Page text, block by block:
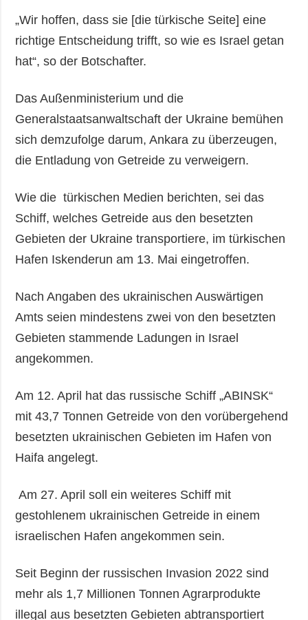
„Wir hoffen, dass sie [die türkische Seite] eine
richtige Entscheidung trifft, so wie es Israel getan
hat“, so der Botschafter.
Das Außenministerium und die
Generalstaatsanwaltschaft der Ukraine bemühen
sich demzufolge darum, Ankara zu überzeugen,
die Entladung von Getreide zu verweigern.
Wie die türkischen Medien berichten, sei das
Schiff, welches Getreide aus den besetzten
Gebieten der Ukraine transportiere, im türkischen
Hafen Iskenderun am 13. Mai eingetroffen.
Nach Angaben des ukrainischen Auswärtigen
Amts seien mindestens zwei von den besetzten
Gebieten stammende Ladungen in Israel
angekommen.
Am 12. April hat das russische Schiff „ABINSK“
mit 43,7 Tonnen Getreide von den vorübergehend
besetzten ukrainischen Gebieten im Hafen von
Haifa angelegt.
Am 27. April soll ein weiteres Schiff mit
gestohlenem ukrainischen Getreide in einem
israelischen Hafen angekommen sein.
Seit Beginn der russischen Invasion 2022 sind
mehr als 1,7 Millionen Tonnen Agrarprodukte
illegal aus besetzten Gebieten abtransportiert